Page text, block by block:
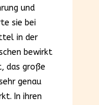
und
sie bei
in der
bewirkt
das große
genau
In ihren